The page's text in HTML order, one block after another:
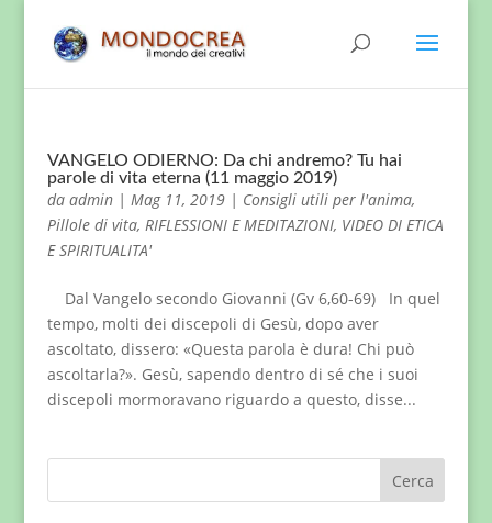
VANGELO ODIERNO: Da chi andremo? Tu hai
parole di vita eterna (11 maggio 2019)
da admin| Mag 11, 2019| Consigli utili per l'anima,
Pillole di vita, RIFLESSIONI E MEDITAZIONI, VIDEO DI ETICA
E SPIRITUALITA'
Dal Vangelo secondo Giovanni (Gv 6,60-69) In quel
tempo, molti dei discepoli di Gesù, dopo aver
ascoltato, dissero: «Questa parola è dura! Chi può
ascoltarla?». Gesù, sapendo dentro di sé che i suoi
discepoli mormoravano riguardo a questo, disse...
Cerca